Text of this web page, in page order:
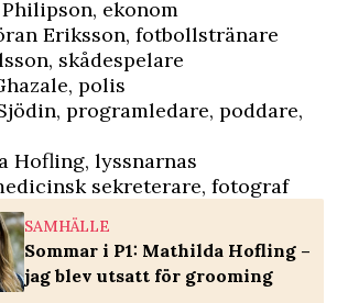
ekonom
Eriksson, fotbollstränare
skådespelare
polis
programledare, poddare,
Hofling, lyssnarnas
sekreterare, fotograf
SAMHÄLLE
Sommar i P1: Mathilda Hofling –
jag blev utsatt för grooming